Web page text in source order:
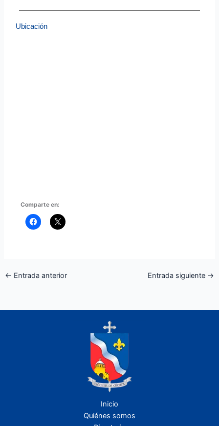
Ubicación
Comparte en:
← Entrada anterior Entrada siguiente →
Inicio
Quiénes somos